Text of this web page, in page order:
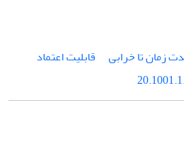
زمان تا خرابی
قابلیت اعتماد